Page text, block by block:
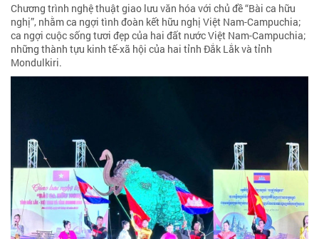
Chương trình nghệ thuật giao lưu văn hóa với chủ đề “Bài ca hữu
nghị”, nhằm ca ngợi tình đoàn kết hữu nghị Việt Nam-Campuchia;
ca ngợi cuộc sống tươi đẹp của hai đất nước Việt Nam-Campuchia;
những thành tựu kinh tế-xã hội của hai tỉnh Đắk Lắk và tỉnh
Mondulkiri.